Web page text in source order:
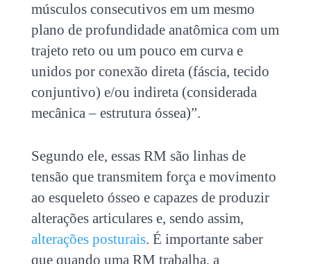
músculos consecutivos em um mesmo
plano de profundidade anatômica com um
trajeto reto ou um pouco em curva e
unidos por conexão direta (fáscia, tecido
conjuntivo) e/ou indireta (considerada
mecânica – estrutura óssea)”.
Segundo ele, essas RM são linhas de
tensão que transmitem força e movimento
ao esqueleto ósseo e capazes de produzir
alterações articulares e, sendo assim,
alterações posturais. É importante saber
que quando uma RM trabalha, a